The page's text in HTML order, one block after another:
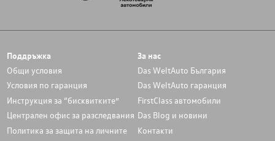
Поддръжка
Общи условия
Условия по гаранция
Инструкция за “бисквитките”
Централен офис за разследвания
Политика за защита на личните
За нас
Das WeltAuto България
Das WeltAuto гаранция
FirstClass автомобили
Das Blog и новини
Контакти